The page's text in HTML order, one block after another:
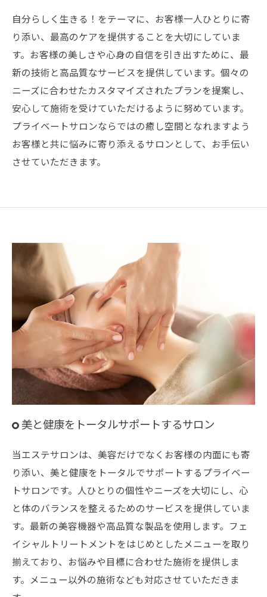
自分らしく生きる！をテーマに、お客様一人ひとりに寄
り添い、最高のケアを提供することを大切にしていま
す。お客様の美しさや心身の自信を引き出すために、最
新の技術と高品質なサービスを提供しています。個々の
ニーズに合わせたカスタマイズされたプランを提案し、
安心して施術を受けていただけるように努めています。
プライベートサロンならではの癒し空間となれますよう
お客様と共に悩みに寄り添えるサロンとして、お手伝い
させていただきます。
美と健康をトータルサポートするサロン
当エステサロンは、美容だけでなくお客様の内面にも寄
り添い、美と健康をトータルでサポートするプライベー
トサロンです。人ひとりの個性やニーズを大切にし、心
と体のバランスを整えるためのサービスを提供していま
す。最新の美容機器や高品質な製品を使用します。フェ
イシャルトリートメントをはじめとしたメニューを取り
揃えており、お悩みや目標に合わせた施術を提供しま
す。メニュー以外の施術なども対応させていただきま